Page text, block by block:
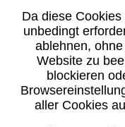
Da diese
unbedingt
ablehnen,
Website zu
blockieren
aller Cookies